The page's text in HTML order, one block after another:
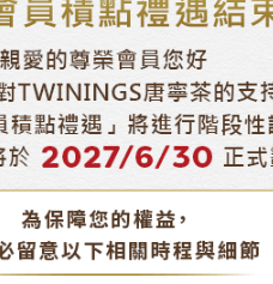
唐寧茶